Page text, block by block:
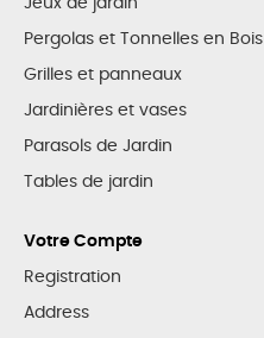
Pergolas et Tonnelles en Bois
Grilles et panneaux
Jardinières et vases
Parasols de Jardin
Tables de jardin
Votre Compte
Registration
Address